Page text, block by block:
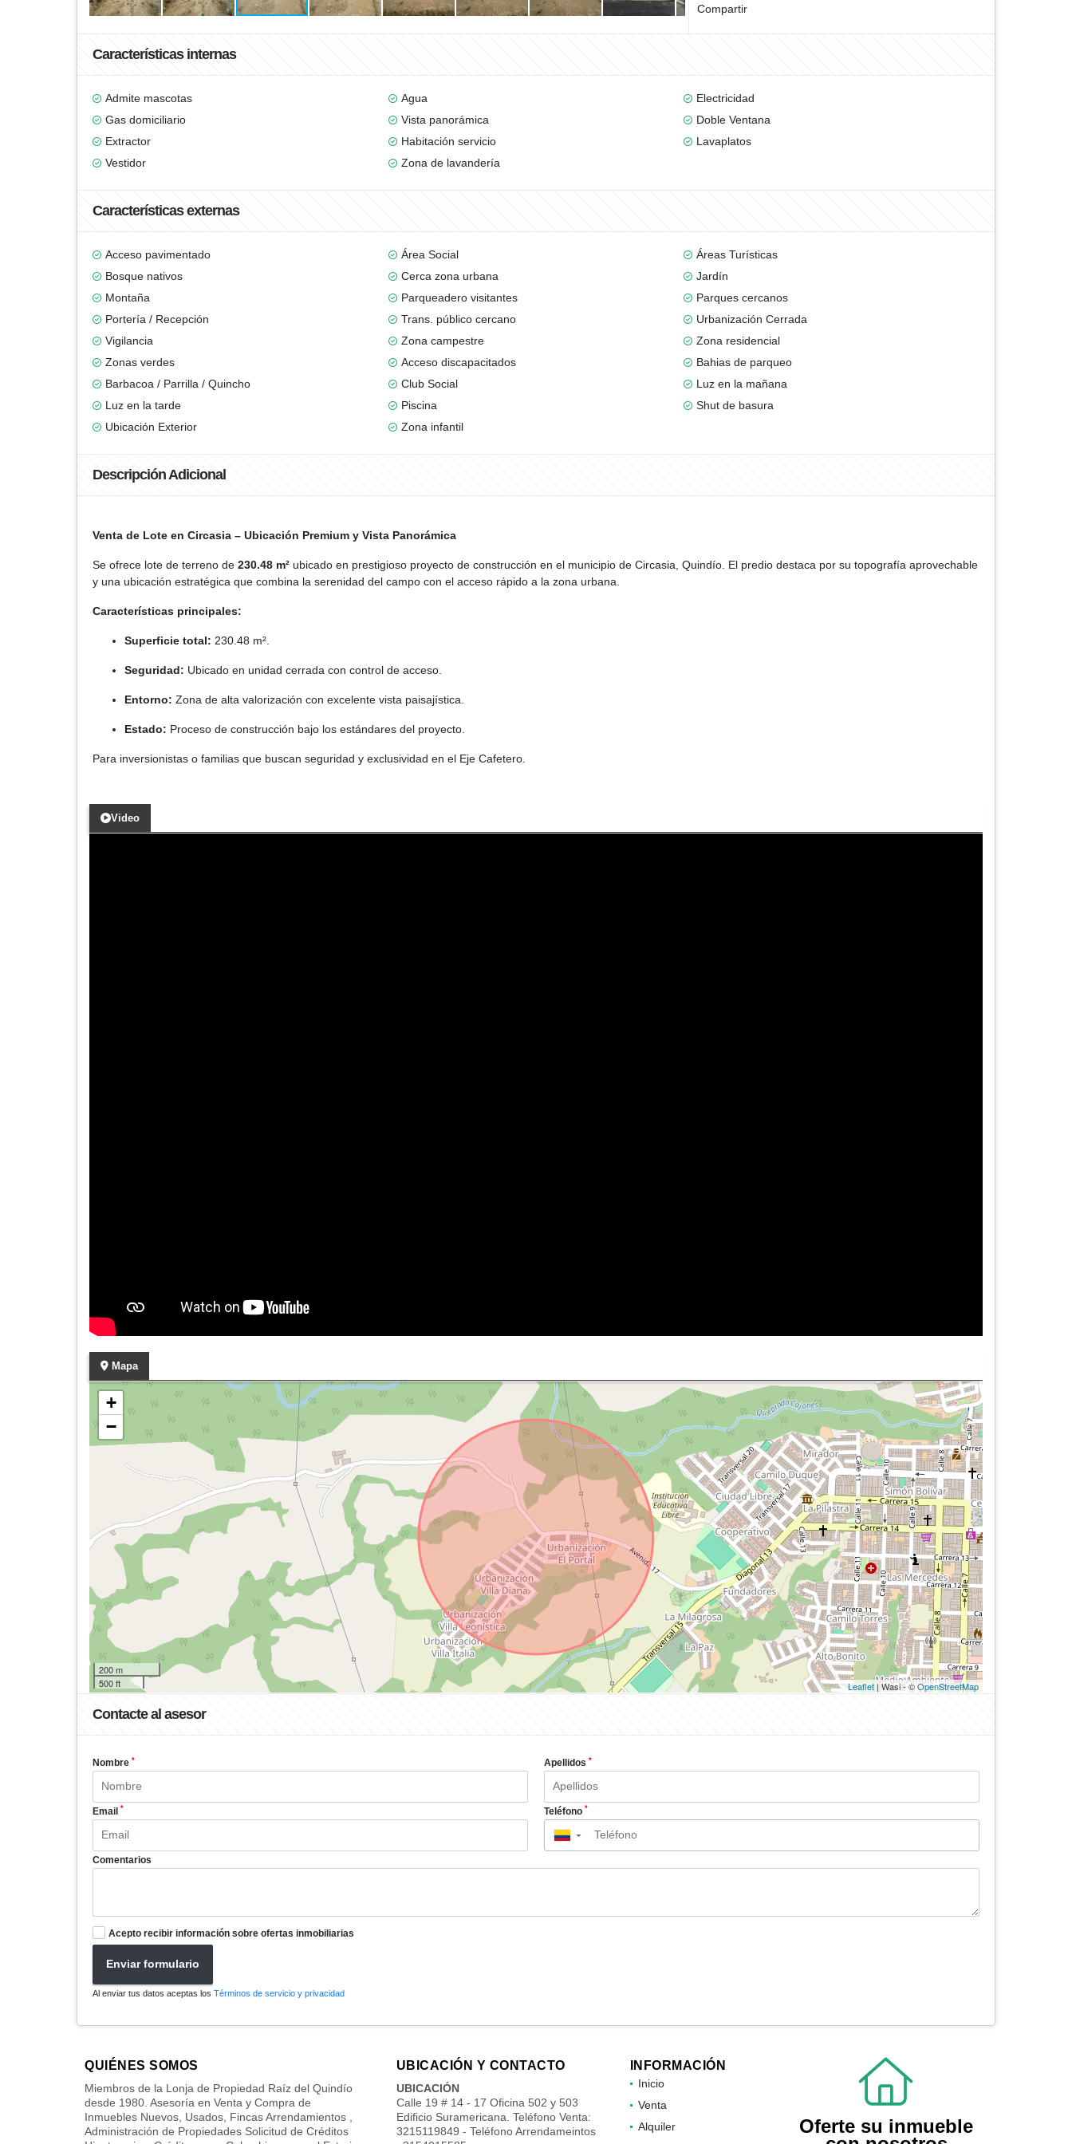
Compartir
Características internas
Admite mascotas Agua
Electricidad
Gas domiciliario
Vista panorámica
Doble Ventana
Extractor
Habitación servicio
Lavaplatos
Vestidor
Zona de lavandería
Características externas
Acceso pavimentado Área Social
Áreas Turísticas
Bosque nativos
Cerca zona urbana
Jardín
Montaña
Parqueadero visitantes
Parques cercanos
Portería / Recepción
Trans. público cercano
Urbanización Cerrada
Vigilancia
Zona campestre
Zona residencial
Zonas verdes
Acceso discapacitados
Bahias de parqueo
Barbacoa / Parrilla / Quincho
Club Social
Luz en la mañana
Luz en la tarde
Piscina
Shut de basura
Ubicación Exterior
Zona infantil
Descripción Adicional
Venta de Lote en Circasia – Ubicación Premium y Vista Panorámica
Se ofrece lote de terreno de 230.48 m² ubicado en prestigioso proyecto de construcción en el municipio de Circasia, Quindío. El predio destaca por su topografía aprovechable
y una ubicación estratégica que combina la serenidad del campo con el acceso rápido a la zona urbana.
Características principales:
Superficie total: 230.48 m².
Seguridad: Ubicado en unidad cerrada con control de acceso.
Entorno: Zona de alta valorización con excelente vista paisajística.
Estado: Proceso de construcción bajo los estándares del proyecto.
Para inversionistas o familias que buscan seguridad y exclusividad en el Eje Cafetero.
Video
Mapa
+
−
200 m
500 ft
Leaflet| Wasi - ©OpenStreetMap
Contacte al asesor
Nombre * Apellidos *
Email * Teléfono *
▼
Comentarios
Acepto recibir información sobre ofertas inmobiliarias
Enviar formulario
Al enviar tus datos aceptas los Términos de servicio y privacidad
QUIÉNES SOMOS
Miembros de la Lonja de Propiedad Raíz del Quindío
desde 1980. Asesoría en Venta y Compra de
Inmuebles Nuevos, Usados, Fincas Arrendamientos ,
Administración de Propiedades Solicitud de Créditos
UBICACIÓN Y CONTACTO
UBICACIÓN
Calle 19 # 14 - 17 Oficina 502 y 503
Edificio Suramericana. Teléfono Venta:
3215119849 - Teléfono Arrendameintos
INFORMACIÓN
Inicio
Venta
Alquiler
Oferte su inmueble